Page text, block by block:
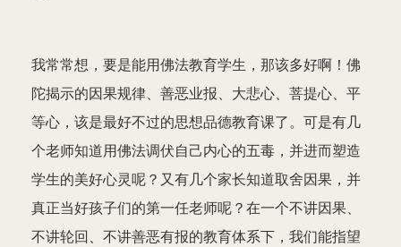
我常常想，要是能用佛法教育学生，那该多好啊！佛
陀揭示的因果规律、善恶业报、大悲心、菩提心、平
等心，该是最好不过的思想品德教育课了。可是有几
个老师知道用佛法调伏自己内心的五毒，并进而塑造
学生的美好心灵呢？又有几个家长知道取舍因果，并
真正当好孩子们的第一任老师呢？在一个不讲因果、
不讲轮回、不讲善恶有报的教育体系下，我们能指望